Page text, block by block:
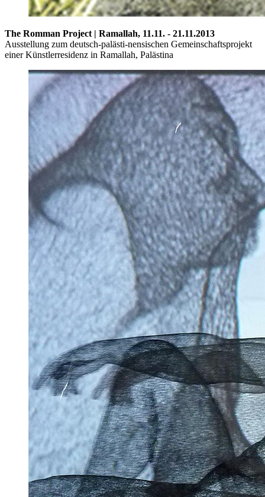
The Romman Project | Ramallah, 11.11. - 21.11.2013
Ausstellung zum deutsch-palästi-nensischen Gemeinschaftsprojekt
einer Künstlerresidenz in Ramallah, Palästina